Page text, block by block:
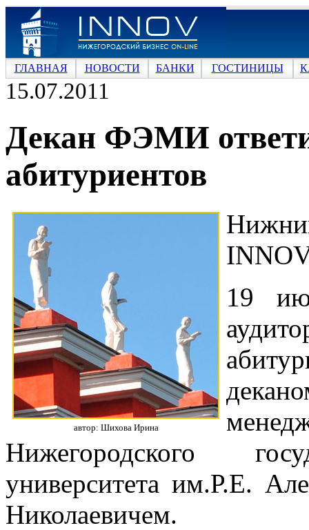
ГЛАВНАЯ НОВОСТИ БАНКИ ГОСТИНИЦЫ
15.07.2011
Декан ФЭМИ
абитуриентов
автор: Шихова Ирина
19
Нижегородского
университета им.Р.Е.
Николаевичем.